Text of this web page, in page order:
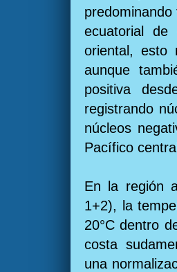
ecuatorial
oriental, esto
aunque
positiva
registrando
núcleos
Pacífico
En la región
1+2), la
20°C dentro
costa
una